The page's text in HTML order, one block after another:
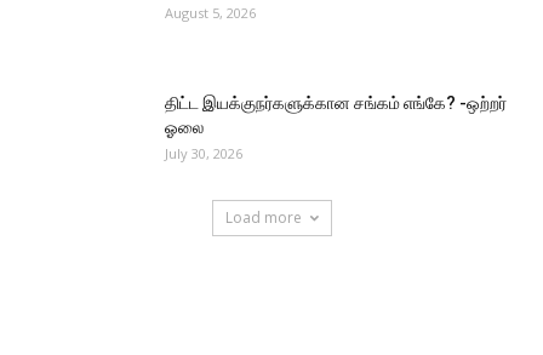
August 5, 2026
திட்ட இயக்குநர்களுக்கான சங்கம் எங்கே? -ஒற்றர்
ஓலை
July 30, 2026
Load more